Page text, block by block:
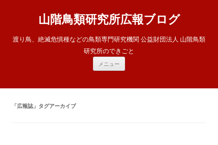
山階鳥類研究所広報ブログ
渡り鳥、絶滅危惧種などの鳥類専門研究機関 公益財団法人 山階鳥類
研究所のできごと
メニュー
ツ
「広報誌」タグアーカイブ